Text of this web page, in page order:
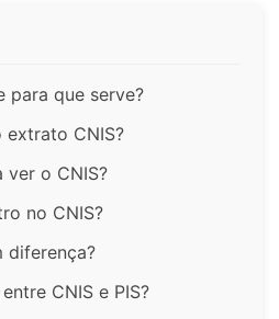
para que serve?
extrato CNIS?
o CNIS?
no CNIS?
diferença?
CNIS e PIS?